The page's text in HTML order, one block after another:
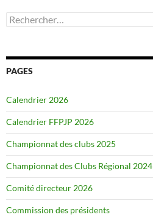
Rechercher :
PAGES
Calendrier 2026
Calendrier FFPJP 2026
Championnat des clubs 2025
Championnat des Clubs Régional 2024
Comité directeur 2026
Commission des présidents